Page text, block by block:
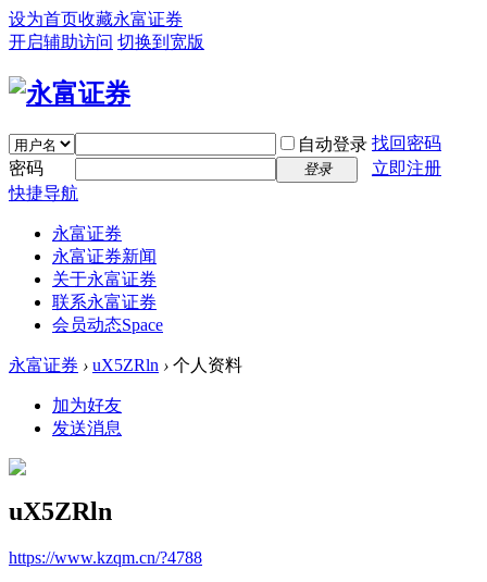
设为首页收藏永富证券
开启辅助访问 切换到宽版
自动登录 找回密码
密码
登录
立即注册
快捷导航
永富证券
永富证券新闻
关于永富证券
联系永富证券
会员动态Space
永富证券 › uX5ZRln › 个人资料
加为好友
发送消息
uX5ZRln
https://www.kzqm.cn/?4788